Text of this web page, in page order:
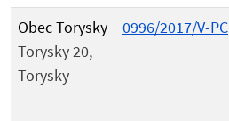
Obec Torysky
Torysky 20,
Torysky
0996/2017/V-PC